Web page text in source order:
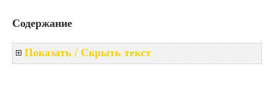
Содержание
Показать / Скрыть текст